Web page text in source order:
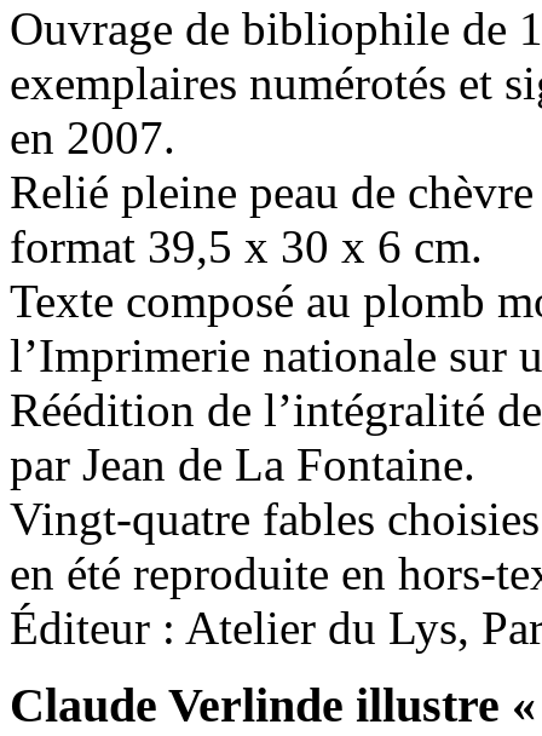
Ouvrage de bibliophile de
exemplaires numérotés et
en 2007.
Relié pleine peau de
format 39,5 x 30 x 6 cm.
Texte composé au plomb
l’Imprimerie nationale sur
Réédition de l’intégralité
par Jean de La Fontaine.
Vingt-quatre fables
en été reproduite en hors-
Éditeur : Atelier du Lys,
Claude Verlinde illustre